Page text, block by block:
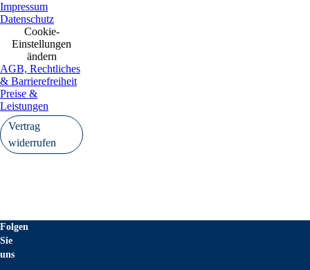
Impressum
Datenschutz
Cookie-
Einstellungen
ändern
AGB, Rechtliches
& Barrierefreiheit
Preise &
Leistungen
Vertrag
widerrufen
Folgen
Sie
uns